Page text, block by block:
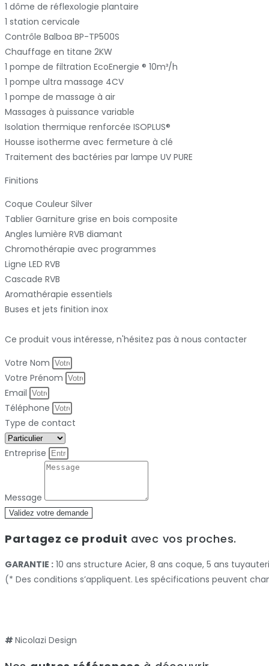
1 dôme de réflexologie plantaire
1 station cervicale
Contrôle Balboa BP-TP500S
Chauffage en titane 2KW
1 pompe de filtration EcoEnergie ® 10m³/h
1 pompe ultra massage 4CV
1 pompe de massage à air
Massages à puissance variable
Isolation thermique renforcée ISOPLUS®
Housse isotherme avec fermeture à clé
Traitement des bactéries par lampe UV PURE
Finitions
Coque Couleur Silver
Tablier Garniture grise en bois composite
Angles lumière RVB diamant
Chromothérapie avec programmes
Ligne LED RVB
Cascade RVB
Aromathérapie essentiels
Buses et jets finition inox
Ce produit vous intéresse, n'hésitez pas à nous contacter
Votre Nom
Votre Prénom
Email
Téléphone
Type de contact
Entreprise
Message
Validez votre demande
Partagez ce produit avec vos proches.
GARANTIE : 10 ans structure Acier, 8 ans coque, 5 ans
(* Des conditions s’appliquent. Les spécifications peuvent
# Nicolazi Design